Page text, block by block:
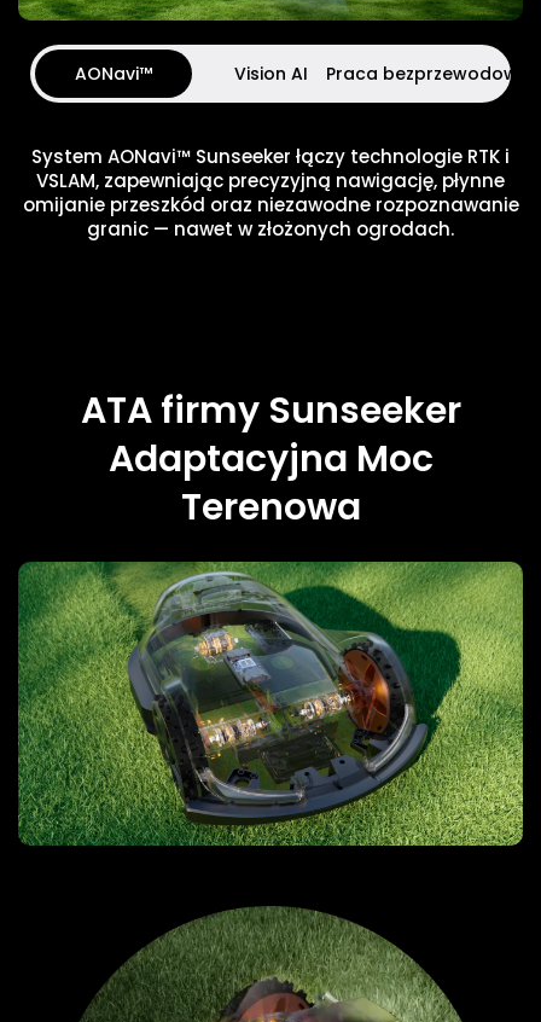
AONavi™ Vision AI Praca bezprzewodowa
System AONavi™ Sunseeker łączy technologie RTK i
VSLAM, zapewniając precyzyjną nawigację, płynne
omijanie przeszkód oraz niezawodne rozpoznawanie
granic — nawet w złożonych ogrodach.
ATA firmy Sunseeker
Adaptacyjna Moc
Terenowa